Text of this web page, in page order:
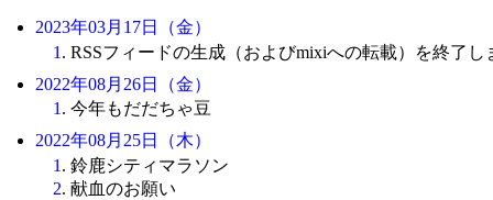
2023年03月17日（金）
1 . RSSフィードの生成（およびmixiへの転載）を終了し
2022年08月26日（金）
1. 今年もだだちゃ豆
2022年08月25日（木）
1 . 鈴鹿シティマラソン
2. 献血のお願い